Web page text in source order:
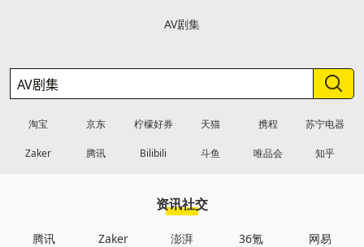
AV剧集
淘宝 京东 柠檬好券 天猫 携程 苏宁电器
Zaker 腾讯 Bilibili 斗鱼 唯品会 知乎
资讯社交
腾讯 Zaker 澎湃 36氪 网易